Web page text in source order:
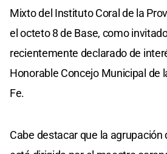
Mixto del Instituto Coral de la
el octeto 8 de Base, como
recientemente declarado de
Honorable Concejo Municipal de
Fe.
Cabe destacar que la